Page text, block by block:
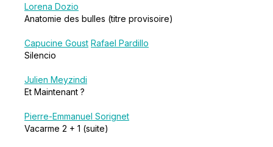
Lorena Dozio
Anatomie des bulles (titre provisoire)
Capucine Goust Rafael Pardillo
Silencio
Julien Meyzindi
Et Maintenant ?
Pierre-Emmanuel Sorignet
Vacarme 2 + 1 (suite)